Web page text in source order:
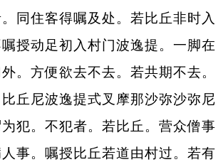
。同住客得嘱及处。若比丘非时入
授动足初入村门波逸提。一脚在
。方便欲去不去。若共期不去。
丘尼波逸提式叉摩那沙弥沙弥尼
犯。不犯者。若比丘。营众僧事
事。嘱授比丘若道由村过。若有